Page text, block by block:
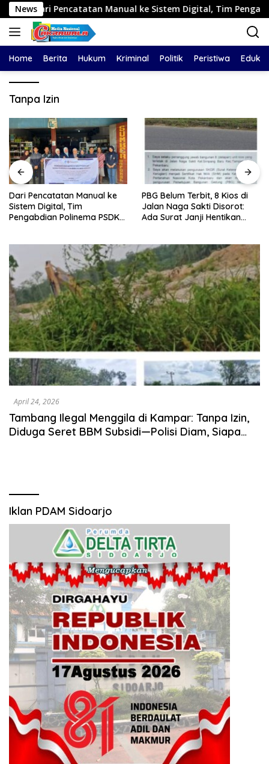
Langsung
ke
konten
News
Pencatatan Manual ke Sistem Digital, Tim Pengabdian
Home Berita Hukum Kriminal Politik Peristiwa
Tanpa Izin
Dari Pencatatan Manual ke
Sistem Digital, Tim
Pengabdian Polinema PSDKU
PBG Belum Terbit, 8 Kios di
Jalan Naga Sakti Disorot:
Ada Surat Janji Hentikan
April 24, 2026
Tambang Ilegal Menggila di Kampar: Tanpa Izin,
Diduga Seret BBM Subsidi—Polisi Diam, Siapa
Iklan PDAM Sidoarjo